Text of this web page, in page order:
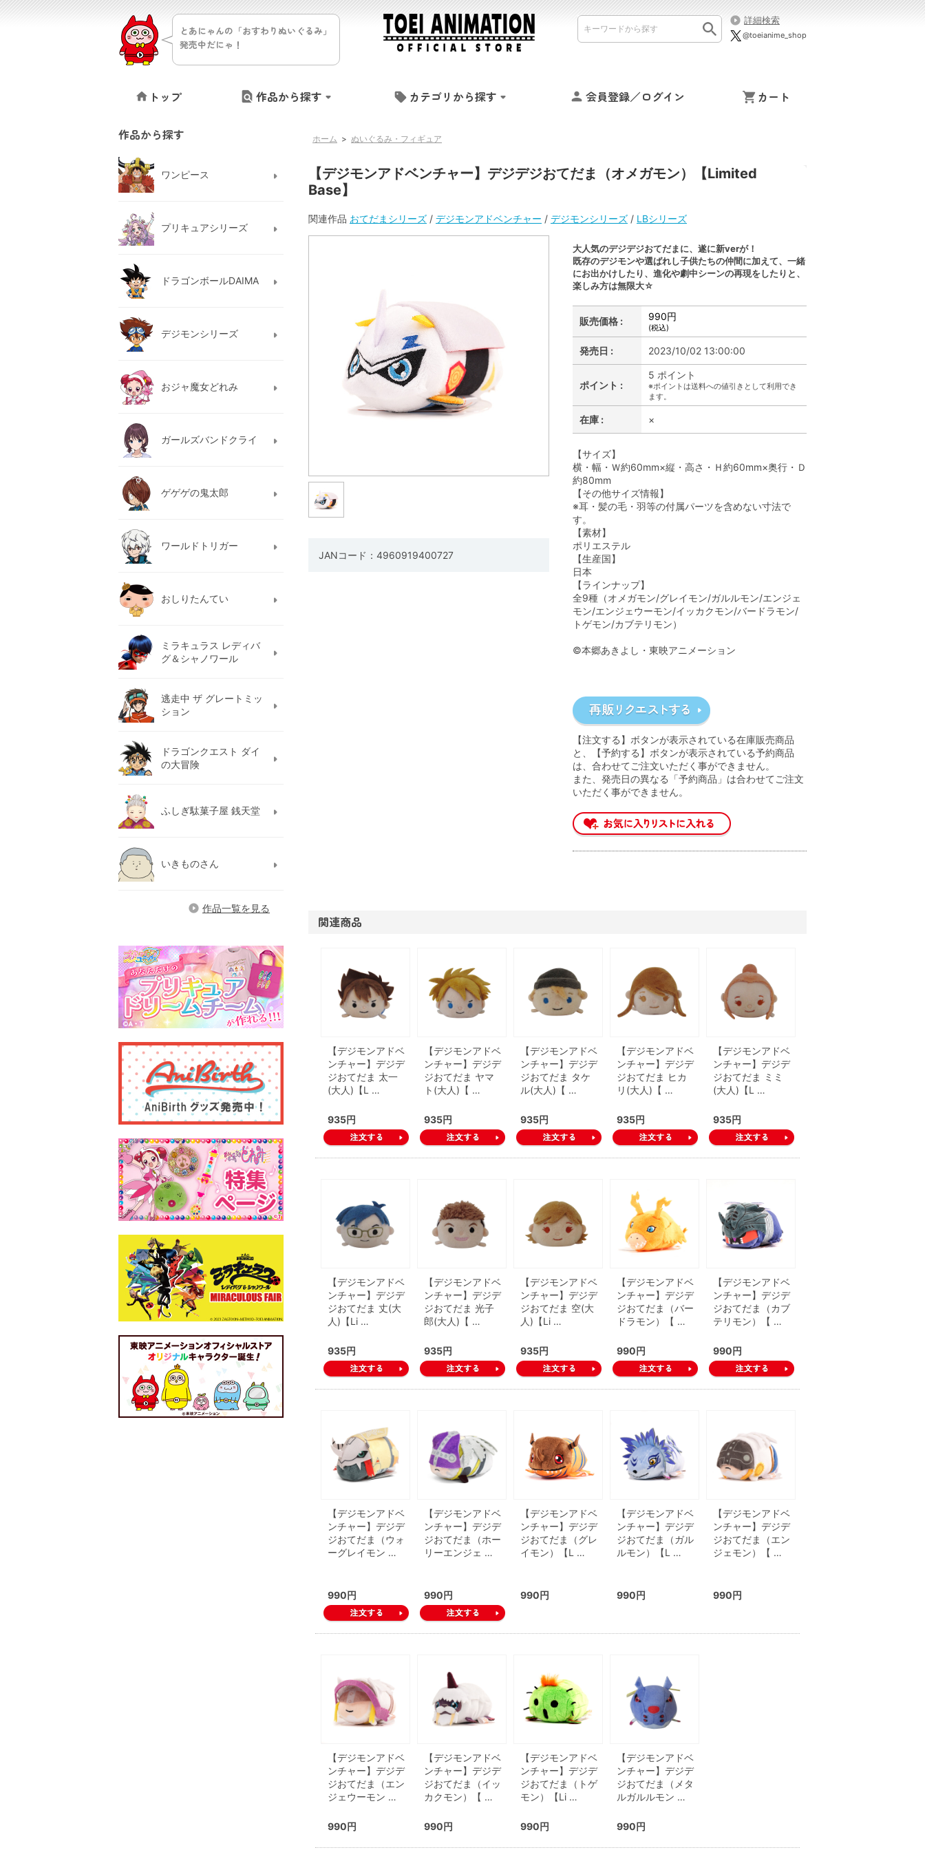
とあにゃんの「おすわりぬいぐるみ」
発売中だにゃ！
詳細検索
@toeianime_shop
トップ 作品から探す カテゴリから探す 会員登録／ログイン カート
ホーム > ぬいぐるみ・フィギュア
【デジモンアドベンチャー】デジデジおてだま（オメガモン）【Limited
Base】
関連作品 おてだまシリーズ / デジモンアドベンチャー / デジモンシリーズ / LBシリーズ
JANコード：4960919400727
大人気のデジデジおてだまに、遂に新verが！
既存のデジモンや選ばれし子供たちの仲間に加えて、一緒
にお出かけしたり、進化や劇中シーンの再現をしたりと、
楽しみ方は無限大☆
販売価格 : 990円
(税込)
発売日 : 2023/10/02 13:00:00
ポイント :
5 ポイント
※ポイントは送料への値引きとして利用でき
ます。
在庫 : ×
【サイズ】
横・幅・Ｗ約60mm×縦・高さ・Ｈ約60mm×奥行・Ｄ
約80mm
【その他サイズ情報】
※耳・髪の毛・羽等の付属パーツを含めない寸法で
す。
【素材】
ポリエステル
【生産国】
日本
【ラインナップ】
全9種（オメガモン/グレイモン/ガルルモン/エンジェ
モン/エンジェウーモン/イッカクモン/バードラモン/
トゲモン/カブテリモン）
©本郷あきよし・東映アニメーション
【注文する】ボタンが表示されている在庫販売商品
と、【予約する】ボタンが表示されている予約商品
は、合わせてご注文いただく事ができません。
また、発売日の異なる「予約商品」は合わせてご注文
いただく事ができません。
関連商品
【デジモンアドベ
ンチャー】デジデ
ジおてだま 太一
(大人)【L …
935円
【デジモンアドベ
ンチャー】デジデ
ジおてだま ヤマ
ト(大人)【 …
935円
【デジモンアドベ
ンチャー】デジデ
ジおてだま タケ
ル(大人)【 …
935円
【デジモンアドベ
ンチャー】デジデ
ジおてだま ヒカ
リ(大人)【 …
935円
【デジモンアドベ
ンチャー】デジデ
ジおてだま ミミ
(大人)【L …
935円
【デジモンアドベ
ンチャー】デジデ
ジおてだま 丈(大
人)【Li …
935円
【デジモンアドベ
ンチャー】デジデ
ジおてだま 光子
郎(大人)【 …
935円
【デジモンアドベ
ンチャー】デジデ
ジおてだま 空(大
人)【Li …
935円
【デジモンアドベ
ンチャー】デジデ
ジおてだま（バー
ドラモン）【 …
990円
【デジモンアドベ
ンチャー】デジデ
ジおてだま（カブ
テリモン）【 …
990円
【デジモンアドベ
ンチャー】デジデ
ジおてだま（ウォ
ーグレイモン …
990円
【デジモンアドベ
ンチャー】デジデ
ジおてだま（ホー
リーエンジェ …
990円
【デジモンアドベ
ンチャー】デジデ
ジおてだま（グレ
イモン）【L …
990円
【デジモンアドベ
ンチャー】デジデ
ジおてだま（ガル
ルモン）【L …
990円
【デジモンアドベ
ンチャー】デジデ
ジおてだま（エン
ジェモン）【 …
990円
【デジモンアドベ
ンチャー】デジデ
ジおてだま（エン
ジェウーモン …
990円
【デジモンアドベ
ンチャー】デジデ
ジおてだま（イッ
カクモン）【 …
990円
【デジモンアドベ
ンチャー】デジデ
ジおてだま（トゲ
モン）【Li …
990円
【デジモンアドベ
ンチャー】デジデ
ジおてだま（メタ
ルガルルモン …
990円
作品から探す
ワンピース
プリキュアシリーズ
ドラゴンボールDAIMA
デジモンシリーズ
おジャ魔女どれみ
ガールズバンドクライ
ゲゲゲの鬼太郎
ワールドトリガー
おしりたんてい
ミラキュラス レディバ
グ＆シャノワール
逃走中 ザ グレートミッ
ション
ドラゴンクエスト ダイ
の大冒険
ふしぎ駄菓子屋 銭天堂
いきものさん
作品一覧を見る